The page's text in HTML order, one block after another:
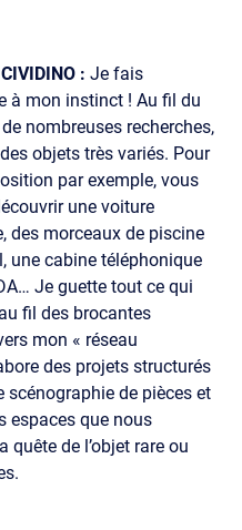
: Je fais
à mon instinct ! Au fil du
nombreuses recherches,
objets très variés. Pour
par exemple, vous
une voiture
des morceaux de piscine
une cabine téléphonique
Je guette tout ce qui
fil des brocantes
mon « réseau
des projets structurés
de pièces et
espaces que nous
de l’objet rare ou